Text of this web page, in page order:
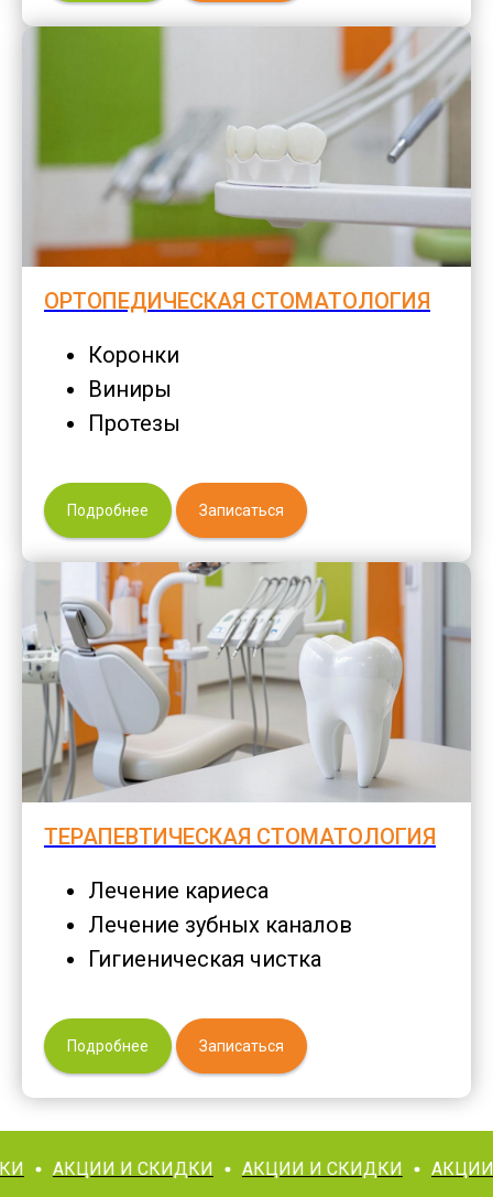
ОРТОПЕДИЧЕСКАЯ СТОМАТОЛОГИЯ
Коронки
Виниры
Протезы
Подробнее Записаться
ТЕРАПЕВТИЧЕСКАЯ СТОМАТОЛОГИЯ
Лечение кариеса
Лечение зубных каналов
Гигиеническая чистка
Подробнее Записаться
И СКИДКИ АКЦИИ И СКИДКИ АКЦИИ И